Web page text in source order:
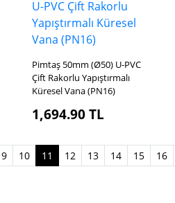
Pimtaş 50mm (Ø50) U-PVC
Çift Rakorlu Yapıştırmalı
Küresel Vana (PN16)
1,694.90TL
9 10 11 (current)
12 13 14 15 16